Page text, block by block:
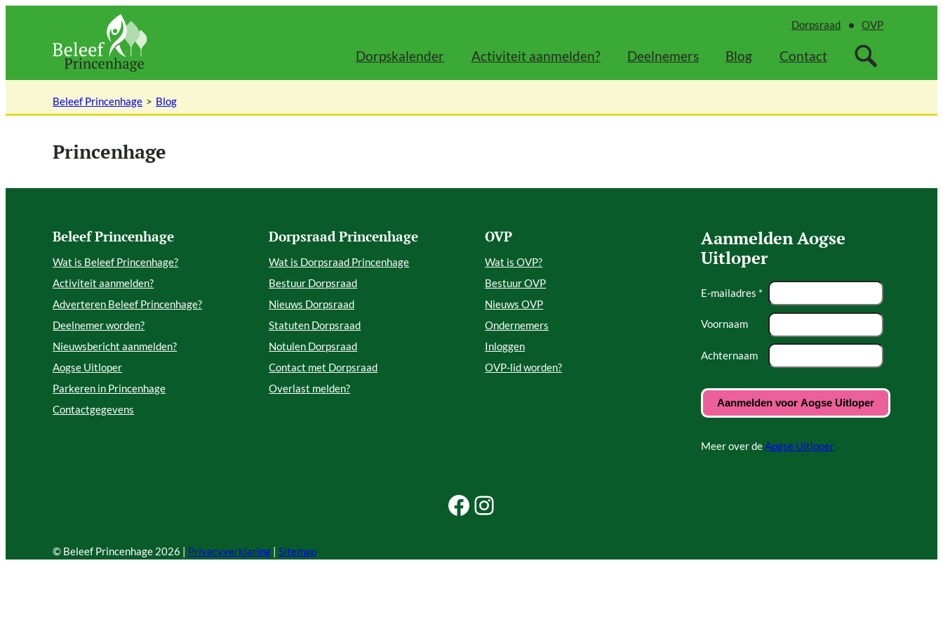
inhoud
Dorpsraad OVP
Dorpskalender Activiteit aanmelden? Deelnemers Blog Contact
Beleef Princenhage Blog
Princenhage
Beleef Princenhage
Wat is Beleef Princenhage?
Activiteit aanmelden?
Adverteren Beleef Princenhage?
Deelnemer worden?
Nieuwsbericht aanmelden?
Aogse Uitloper
Parkeren in Princenhage
Contactgegevens
Dorpsraad Princenhage
Wat is Dorpsraad Princenhage
Bestuur Dorpsraad
Nieuws Dorpsraad
Statuten Dorpsraad
Notulen Dorpsraad
Contact met Dorpsraad
Overlast melden?
OVP
Wat is OVP?
Bestuur OVP
Nieuws OVP
Ondernemers
Inloggen
OVP-lid worden?
Aanmelden Aogse
Uitloper
E-mailadres *
Voornaam
Achternaam
Meer over deAogse Uitloper
Facebook Beleef Princenhage
Instagram Beleef Princenhage
© Beleef Princenhage 2026 | Privacyverklaring |Sitemap